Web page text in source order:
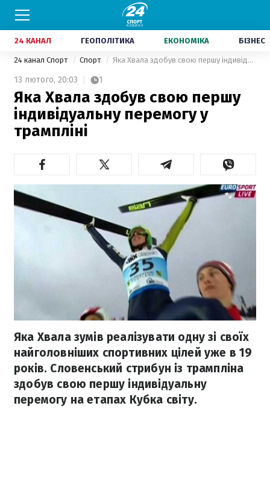
24 КАНАЛ ГЕОПОЛІТИКА ЕКОНОМІКА БІЗНЕС
24 канал Спорт Спорт Яка Хвала здобув свою першу індивідуальну перемогу у трампліні
13 лютого, 20:03 1
Яка Хвала здобув свою першу
індивідуальну перемогу у
трампліні
Яка Хвала зумів реалізувати одну зі своїх
найголовніших спортивних цілей уже в 19
років. Словенський стрибун із трампліна
здобув свою першу індивідуальну
перемогу на етапах Кубка світу.